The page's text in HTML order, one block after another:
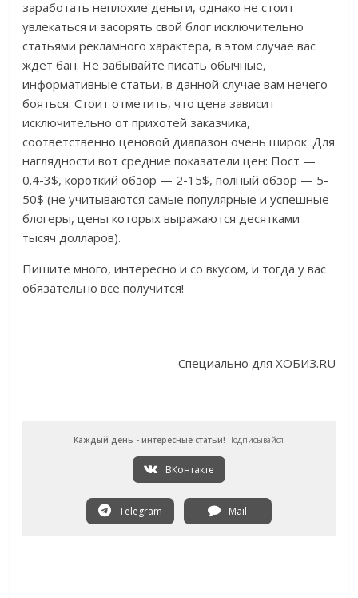
заработать неплохие деньги, однако не стоит
увлекаться и засорять свой блог исключительно
статьями рекламного характера, в этом случае вас
ждёт бан. Не забывайте писать обычные,
информативные статьи, в данной случае вам нечего
бояться. Стоит отметить, что цена зависит
исключительно от прихотей заказчика,
соответственно ценовой диапазон очень широк. Для
наглядности вот средние показатели цен: Пост —
0.4-3$, короткий обзор — 2-15$, полный обзор — 5-
50$ (не учитываются самые популярные и успешные
блогеры, цены которых выражаются десятками
тысяч долларов).
Пишите много, интересно и со вкусом, и тогда у вас
обязательно всё получится!
Специально для ХОБИЗ.RU
Каждый день - интересные статьи! Подписывайся
ВКонтакте
Telegram Mail